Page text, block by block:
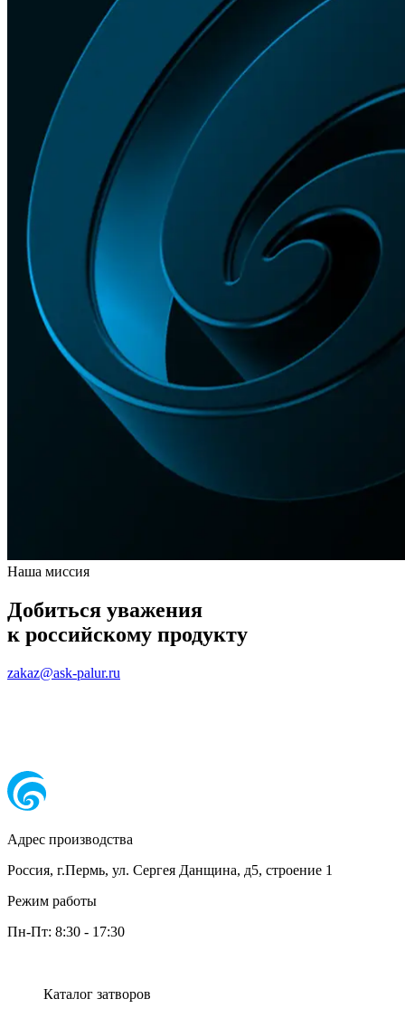
Наша миссия
Добиться уважения
к российскому продукту
zakaz@ask-palur.ru
Адрес производства
Россия, г.Пермь, ул. Сергея Данщина, д5, строение 1
Режим работы
Пн-Пт: 8:30 - 17:30
Каталог затворов